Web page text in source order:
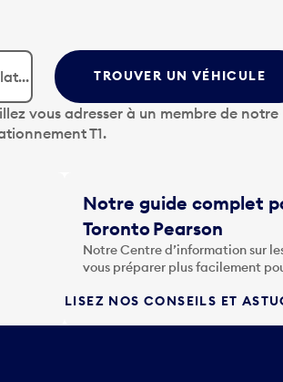
TROUVER UN VÉHICULE
vous adresser à un membre de notre
T1.
Notre guide complet
Toronto Pearson
Notre Centre d’information sur
vous préparer plus facilement
LISEZ NOS CONSEILS ET